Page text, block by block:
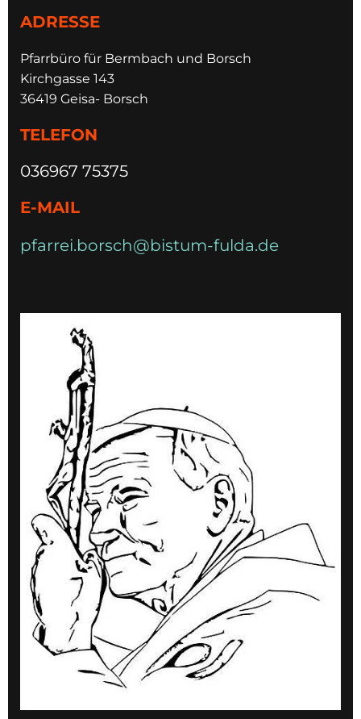
ADRESSE
Pfarrbüro für Bermbach und Borsch
Kirchgasse 143
36419 Geisa- Borsch
TELEFON
036967 75375
E-MAIL
pfarrei.borsch@bistum-fulda.de